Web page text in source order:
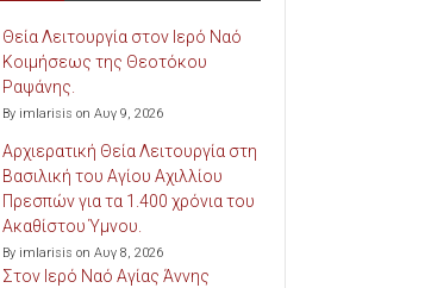
Θεία Λειτουργία στον Ιερό Ναό
Κοιμήσεως της Θεοτόκου
Ραψάνης.
By imlarisis on Αυγ 9, 2026
Αρχιερατική Θεία Λειτουργία στη
Βασιλική του Αγίου Αχιλλίου
Πρεσπών για τα 1.400 χρόνια του
Ακαθίστου Ύμνου.
By imlarisis on Αυγ 8, 2026
Στον Ιερό Ναό Αγίας Άννης